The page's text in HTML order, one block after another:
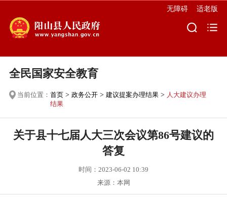
无障碍 适老版
全民国家安全教育
当前位置： 首页> 政务公开> 建议提案办理结果> 人大建议办理
结果
关于县十七届人大三次会议第86号建议的
答复
时间：2023-06-02 10:39
来源：本网